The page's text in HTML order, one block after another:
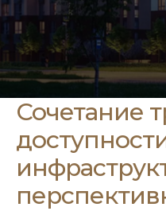
Сочетание